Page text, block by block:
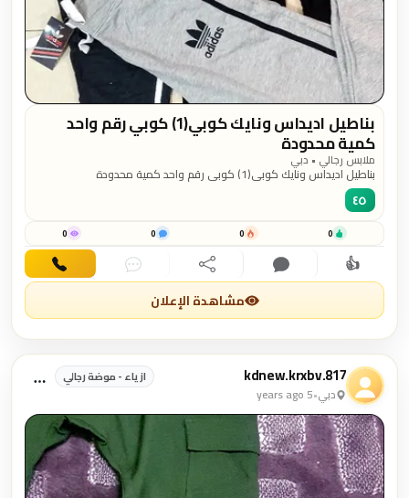
بناطيل اديداس ونايك كوبي(1) كوبي رقم واحد
كمية محدودة
ملابس رجالي • دبي
بناطيل اديداس ونايك كوبي(1) كوبي رقم واحد كمية محدودة
٤٥
0
0
0
0
👍اهتمام تعليق مشاركة دردشة اتصال
مشاهدة الإعلان
kdnew.krxbv.817
دبي•
5 years ago
ازياء - موضة رجالي